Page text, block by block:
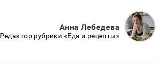
Анна Лебедева
Редактор рубрики «Еда и рецепты»